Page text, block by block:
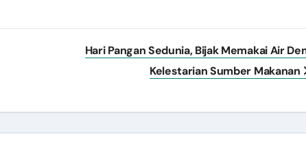
Hari Pangan Sedunia, Bijak Memakai Air
Kelestarian Sumber Makanan